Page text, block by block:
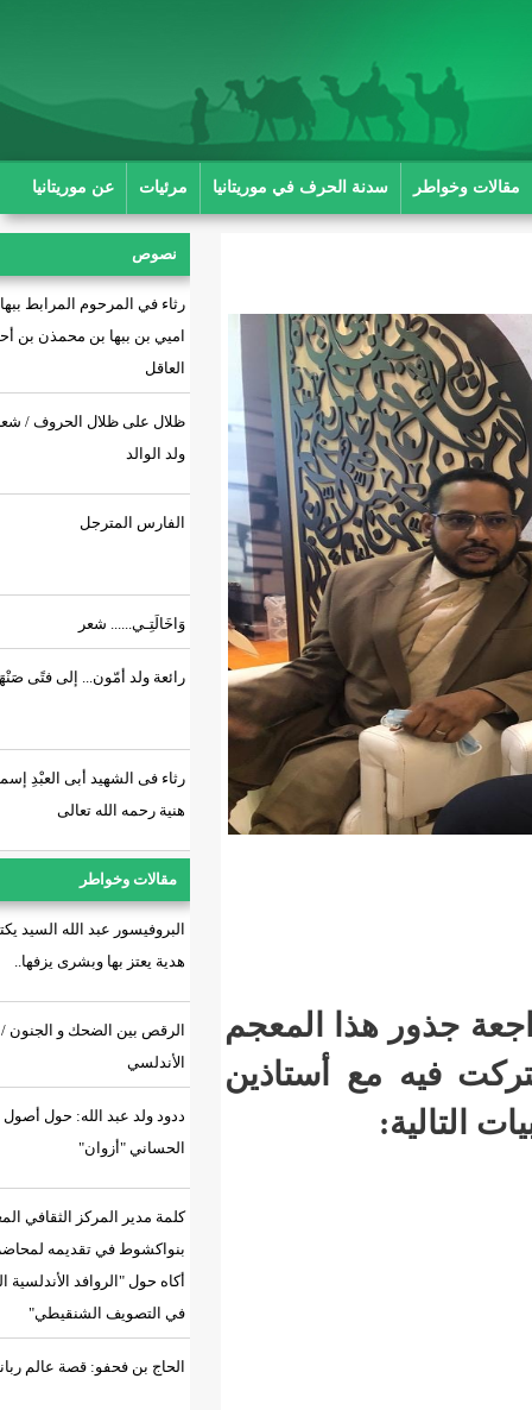
الحرف في موريتانيا مرئيات عن موريتانيا
رثاء في المرحوم المرابط ببها بن
اميي بن ببها بن محمذن بن أحمد بن
العاقل
ظلال على ظلال الحروف / شعر: أحمد
ولد الوالد
الفارس المترجل
وَاخَالَتِـي...... شعر
رائعة ولد أمّون... إلى فتًى صَنْهَاجِي.!
رثاء فى الشهيد أبى العبْدِ إسماعيل
هنية رحمه الله تعالى
البروفيسور عبد الله السيد يكتب عن
هدية يعتز بها وبشرى يزفها..
الرقص بين الضحك و الجنون / إبراهيم
الأندلسي
ددود ولد عبد الله: حول أصول الطرب
كلمة مدير المركز الثقافي المغربي
بنواكشوط في تقديمه لمحاضرة د.
أكاه حول "الروافد الأندلسية المغربية
الحاج بن فحفو: قصة عالم رباني
المعجم
فيه مع أستاذين